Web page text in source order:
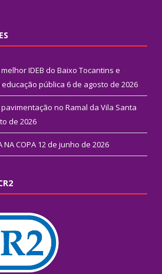
IDEB do Baixo Tocantins e
pública 6 de agosto de 2026
no Ramal da Vila Santa
de 2026
NA COPA 12 de junho de 2026